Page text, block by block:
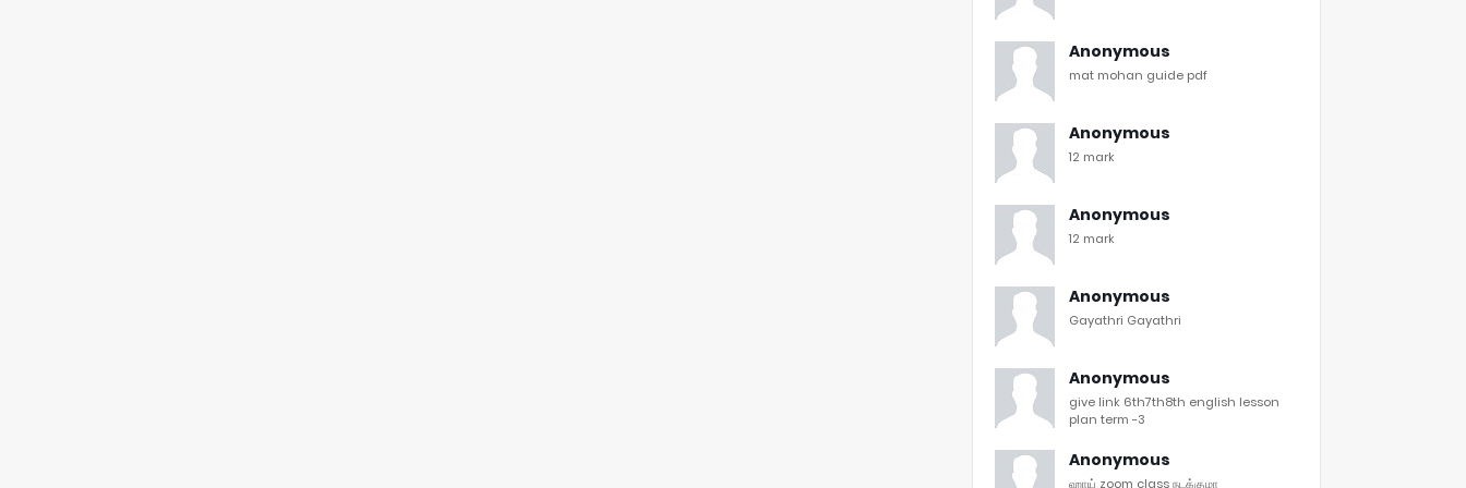
Anonymous
mat mohan guide pdf
Anonymous
12 mark
Anonymous
12 mark
Anonymous
Gayathri Gayathri
Anonymous
give link 6th7th8th english lesson
plan term -3
Anonymous
ஹாய் zoom class நடக்குமா